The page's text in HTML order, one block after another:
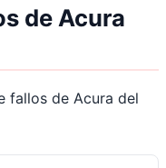
de Acura
fallos de Acura del